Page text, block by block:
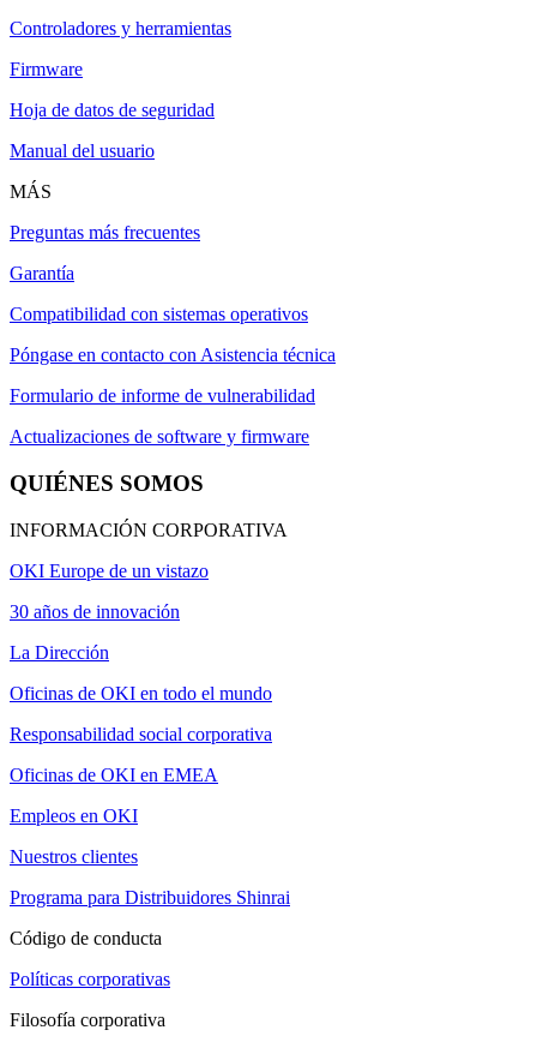
Controladores y herramientas
Firmware
Hoja de datos de seguridad
Manual del usuario
MÁS
Preguntas más frecuentes
Garantía
Compatibilidad con sistemas operativos
Póngase en contacto con Asistencia técnica
Formulario de informe de vulnerabilidad
Actualizaciones de software y firmware
QUIÉNES SOMOS
INFORMACIÓN CORPORATIVA
OKI Europe de un vistazo
30 años de innovación
La Dirección
Oficinas de OKI en todo el mundo
Responsabilidad social corporativa
Oficinas de OKI en EMEA
Empleos en OKI
Nuestros clientes
Programa para Distribuidores Shinrai
Código de conducta
Políticas corporativas
Filosofía corporativa